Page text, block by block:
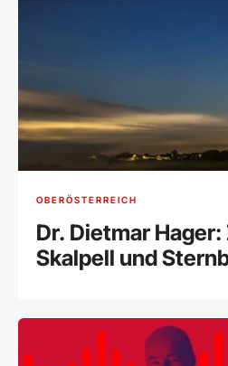
OBERÖSTERREICH
Dr. Dietmar
Skalpell und